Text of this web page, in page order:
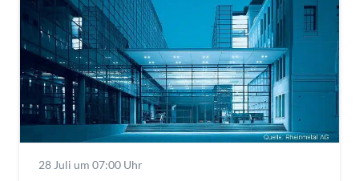
28 Juli um 07:00 Uhr